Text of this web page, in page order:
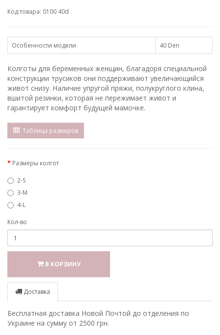
Код товара: 0100 40d
Особенности модели 40 Den
Колготы для беременных женщин, благадоря специальной
конструкции трусиков они поддерживают увеличающийся
живот снизу. Наличие упругой пряжи, полукруглого клина,
вшитой резинки, которая не пережимает живот и
гарантирует комфорт будущей мамочке.
Таблица размеров
Размеры колгот
2-S
3-M
4-L
Кол-во
В КОРЗИНУ
Доставка
Бесплатная доставка Новой Почтой до отделения по
Украине на сумму от 2500 грн.